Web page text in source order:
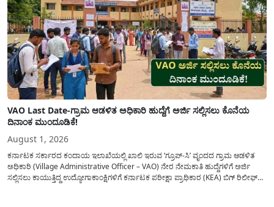
VAO Last Date-ಗ್ರಾಮ ಆಡಳಿತ ಅಧಿಕಾರಿ ಹುದ್ದೆಗೆ ಅರ್ಜಿ ಸಲ್ಲಿಸಲು ಕೊನೆಯ
ದಿನಾಂಕ ಮುಂದೂಡಿಕೆ!
August 1, 2026
ಕರ್ನಾಟಕ ಸರ್ಕಾರದ ಕಂದಾಯ ಇಲಾಖೆಯಲ್ಲಿ ಖಾಲಿ ಇರುವ ‘ಗ್ರೂಪ್-ಸಿ’ ವೃಂದದ ಗ್ರಾಮ ಆಡಳಿತ
ಅಧಿಕಾರಿ (Village Administrative Officer – VAO) ನೇರ ನೇಮಕಾತಿ ಹುದ್ದೆಗಳಿಗೆ ಅರ್ಜಿ
ಸಲ್ಲಿಸಲು ಕಾಯುತ್ತಿದ್ದ ಉದ್ಯೋಗಾಕಾಂಕ್ಷಿಗಳಿಗೆ ಕರ್ನಾಟಕ ಪರೀಕ್ಷಾ ಪ್ರಾಧಿಕಾರ (KEA) ಬಿಗ್ ರಿಲೀಫ್